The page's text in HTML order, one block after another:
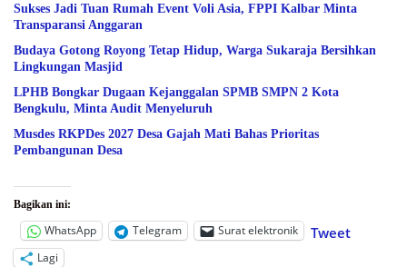
Sukses Jadi Tuan Rumah Event Voli Asia, FPPI Kalbar Minta
Transparansi Anggaran
Budaya Gotong Royong Tetap Hidup, Warga Sukaraja Bersihkan
Lingkungan Masjid
LPHB Bongkar Dugaan Kejanggalan SPMB SMPN 2 Kota
Bengkulu, Minta Audit Menyeluruh
Musdes RKPDes 2027 Desa Gajah Mati Bahas Prioritas
Pembangunan Desa
Bagikan ini:
WhatsApp Telegram Surat elektronik Tweet
Lagi